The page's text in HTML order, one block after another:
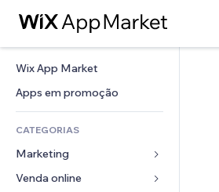
Wix App Market
Apps em promoção
CATEGORIAS
Marketing
Anúncios
Venda online